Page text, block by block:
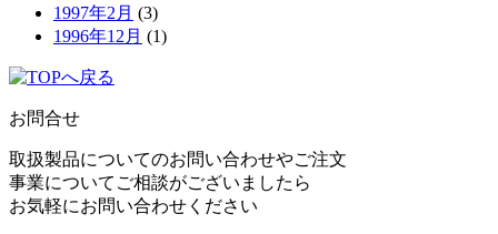
1997年2月 (3)
1996年12月 (1)
お問合せ
取扱製品についてのお問い合わせやご注文
事業についてご相談がございましたら
お気軽にお問い合わせください